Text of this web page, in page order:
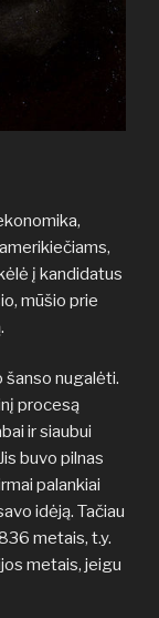
į kandidatus
mūšio prie
šanso nugalėti.
procesą
ir siaubui
buvo pilnas
palankiai
idėją. Tačiau
metais, t.y.
metais, jeigu